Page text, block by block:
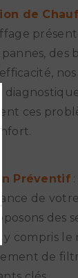
de
des
ces
Préventif
de
des
y compris
de